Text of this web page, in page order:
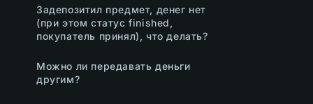
Задепозитил предмет, денег нет
(при этом статус finished,
покупатель принял), что делать?
Можно ли передавать деньги
другим?